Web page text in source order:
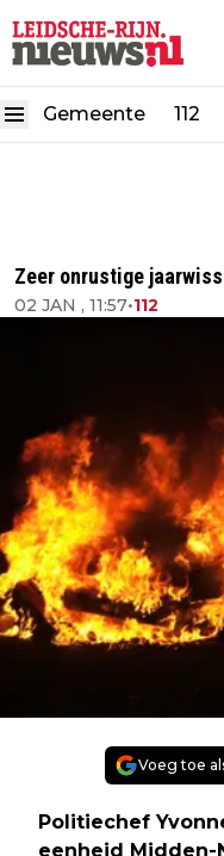
Gemeente 112
Zeer onrustige
02 JAN , 11:57•112
Voeg toe
Politiechef
eenheid Midden-